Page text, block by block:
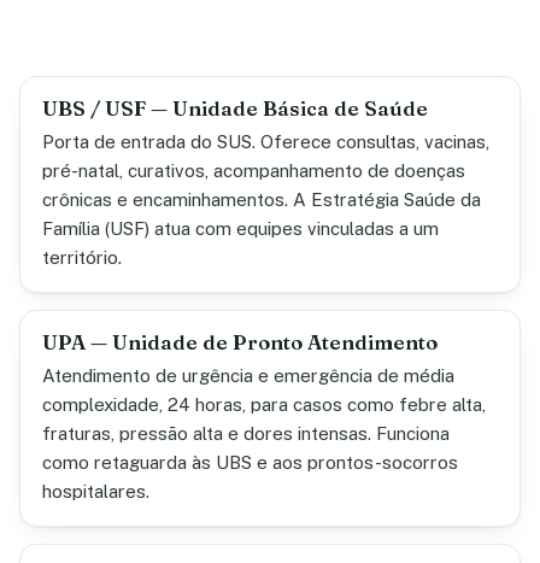
UBS / USF — Unidade Básica de Saúde
Porta de entrada do SUS. Oferece consultas, vacinas,
pré-natal, curativos, acompanhamento de doenças
crônicas e encaminhamentos. A Estratégia Saúde da
Família (USF) atua com equipes vinculadas a um
território.
UPA — Unidade de Pronto Atendimento
Atendimento de urgência e emergência de média
complexidade, 24 horas, para casos como febre alta,
fraturas, pressão alta e dores intensas. Funciona
como retaguarda às UBS e aos prontos-socorros
hospitalares.